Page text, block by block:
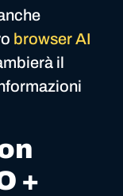
browser AI
il
+